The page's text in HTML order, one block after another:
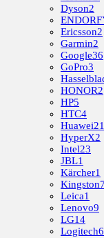
Dyson2
Ericsson2
Garmin2
Google36
GoPro3
HONOR2
HP5
HTC4
Huawei21
HyperX2
Intel23
JBL1
Kärcher1
Kingston7
Leica1
Lenovo9
LG14
Logitech6